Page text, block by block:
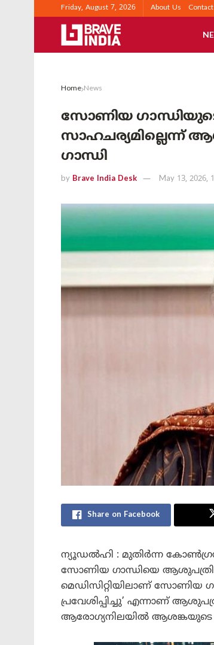
Friday, August 7, 2026 About Us
Home News
സോണിയ
സാഹചര്യമില്ലെന്ന്
ഗാന്ധി
by Brave India Desk May 13, 2026,
Share on Facebook
ന്യൂഡൽഹി : മുതിർന്ന
സോണിയ ഗാന്ധിയെ
മെഡിസിറ്റിയിലാണ് സോണിയ
പ്രവേശിപ്പിച്ചു’ എന്നാണ്
ആരോഗ്യനിലയിൽ ആശങ്കയുടെ